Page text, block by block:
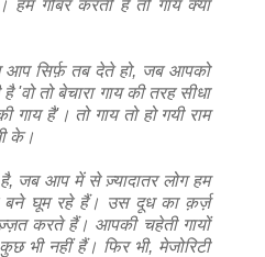
हम गोबर करती हैं तो गाय क्या
आप सिर्फ़ तब देते हो, जब आपको
'वो तो बेचारा गाय की तरह सीधा
गाय है'। तो गाय तो हो गयी राम
के।
जब आप में से ज़्यादातर लोग हम
बने घूम रहे हैं। उस दूध का क़र्ज़
करते हैं। आपकी चहेती गायों
भी नहीं हैं। फिर भी, मेजोरिटी